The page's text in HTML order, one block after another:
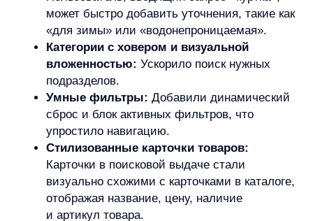
не найдено» пользователи получают предложения
аналогичных популярных товаров. Например, если
искомая модель спортивных кроссовок недоступна,
система предлагает другие модели с похожими
характеристиками.
UX-улучшения для мобильной
версии
Оптимизация размещения уточнений:
Перемещение уточнений перед подсказками
для более удобного использования.
Улучшение видимости истории поиска:
Изменение цвета на фиолетовый и удаление
заголовков подсказок позволило уместить